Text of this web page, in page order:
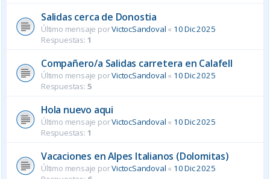
Salidas cerca de Donostia
Último mensaje porVictocSandoval « 10 Dic 2025
Respuestas: 1
Compañero/a Salidas carretera en Calafell
Último mensaje porVictocSandoval « 10 Dic 2025
Respuestas: 5
Hola nuevo aqui
Último mensaje porVictocSandoval « 10 Dic 2025
Respuestas: 1
Vacaciones en Alpes Italianos (Dolomitas)
Último mensaje porVictocSandoval « 10 Dic 2025